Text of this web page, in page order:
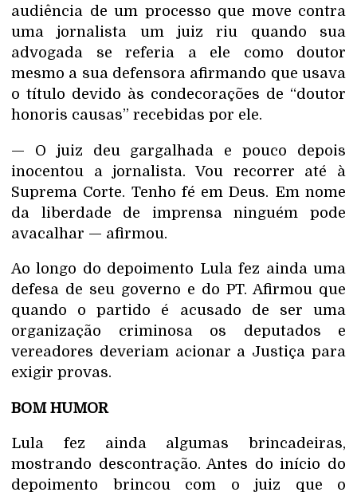
audiência de um processo que move contra
uma jornalista um juiz riu quando sua
advogada se referia a ele como doutor
mesmo a sua defensora afirmando que usava
o título devido às condecorações de “doutor
honoris causas” recebidas por ele.
— O juiz deu gargalhada e pouco depois
inocentou a jornalista. Vou recorrer até à
Suprema Corte. Tenho fé em Deus. Em nome
da liberdade de imprensa ninguém pode
avacalhar — afirmou.
Ao longo do depoimento Lula fez ainda uma
defesa de seu governo e do PT. Afirmou que
quando o partido é acusado de ser uma
organização criminosa os deputados e
vereadores deveriam acionar a Justiça para
exigir provas.
BOM HUMOR
Lula fez ainda algumas brincadeiras,
mostrando descontração. Antes do início do
depoimento brincou com o juiz que o